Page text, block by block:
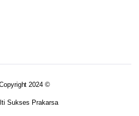
2024 ©
Sukses Prakarsa